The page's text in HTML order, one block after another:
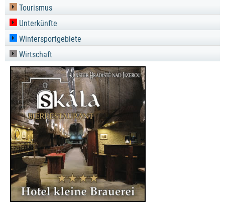
Tourismus
Unterkünfte
Wintersportgebiete
Wirtschaft